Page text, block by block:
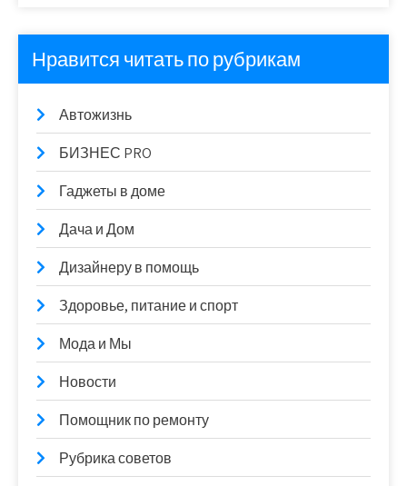
Нравится читать по рубрикам
Автожизнь
БИЗНЕС PRO
Гаджеты в доме
Дача и Дом
Дизайнеру в помощь
Здоровье, питание и спорт
Мода и Мы
Новости
Помощник по ремонту
Рубрика советов